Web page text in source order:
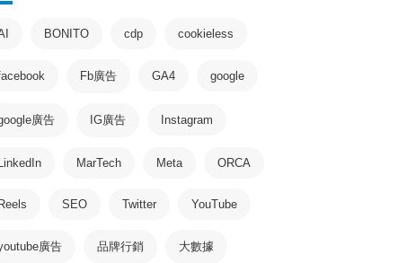
BONITO cdp cookieless
Fb廣告 GA4 google
廣告 IG廣告 Instagram
LinkedIn MarTech Meta ORCA
Reels SEO Twitter YouTube
廣告 品牌行銷 大數據